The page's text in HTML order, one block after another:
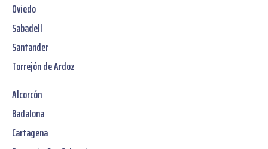
Oviedo
Sabadell
Santander
Torrejón de Ardoz
Alcorcón
Badalona
Cartagena